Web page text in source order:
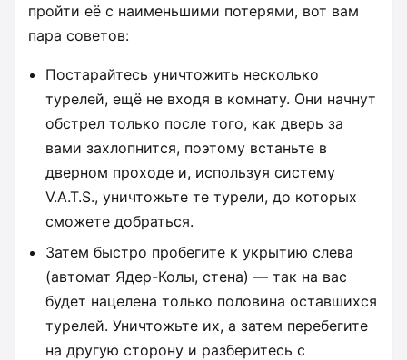
пройти её с наименьшими потерями, вот вам
пара советов:
Постарайтесь уничтожить несколько
турелей, ещё не входя в комнату. Они начнут
обстрел только после того, как дверь за
вами захлопнится, поэтому встаньте в
дверном проходе и, используя систему
V.A.T.S., уничтожьте те турели, до которых
сможете добраться.
Затем быстро пробегите к укрытию слева
(автомат Ядер-Колы, стена) — так на вас
будет нацелена только половина оставшихся
турелей. Уничтожьте их, а затем перебегите
на другую сторону и разберитесь с